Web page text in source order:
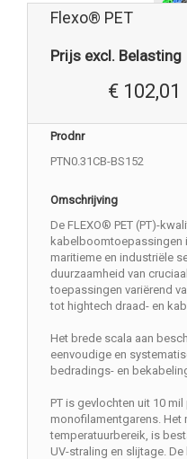
Flexo® PET
Prijs excl. Belasting
€ 102,01
Prodnr
PTN0.31CB-BS152
Omschrijving
De FLEXO® PET (PT)-
kabelboomtoepassingen
maritieme en industriële
duurzaamheid van
toepassingen variërend
tot hightech draad- en
Het brede scala aan
eenvoudige en
bedradings- en
PT is gevlochten uit 10
monofilamentgarens. Het
temperatuurbereik, is
UV-straling en slijtage.